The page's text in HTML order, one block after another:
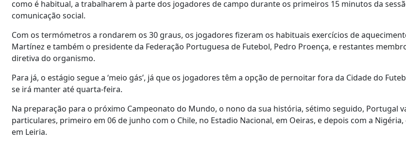
como é habitual, a trabalharem à parte dos jogadores de campo durante os primeiros 15 minutos da
comunicação social.
Com os termómetros a rondarem os 30 graus, os jogadores fizeram os habituais exercícios de
Martínez e também o presidente da Federação Portuguesa de Futebol, Pedro Proença, e restantes
diretiva do organismo.
Para já, o estágio segue a ‘meio gás’, já que os jogadores têm a opção de pernoitar fora da Cidade do
se irá manter até quarta-feira.
Na preparação para o próximo Campeonato do Mundo, o nono da sua história, sétimo seguido, Portugal
particulares, primeiro em 06 de junho com o Chile, no Estadio Nacional, em Oeiras, e depois com a
em Leiria.